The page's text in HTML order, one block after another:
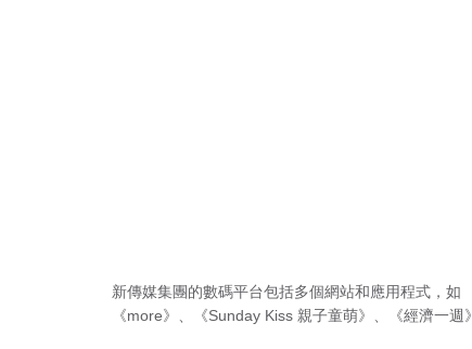
新傳媒集團的數碼平台包括多個網站和應用程式，如
《more》
《Sunday Kiss 親子童萌》 《經濟一週》